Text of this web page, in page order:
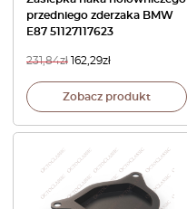
przedniego zderzaka BMW
E87 51127117623
231,84zł 162,29zł
Zobacz produkt